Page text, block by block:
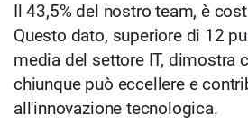
Il 43,5% del nostro team, è
Questo dato, superiore di 12
media del settore IT, dimostra
chiunque può eccellere e
all'innovazione tecnologica.